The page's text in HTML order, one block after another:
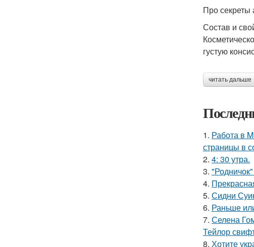
Про секреты
Состав и
густую
читать дальше
1. Работа в
страницы в
2. 4: 30 утра.
3.
4.
5. Сидни
6. Раньше
7. Селена
Тейлор
8. Хотите